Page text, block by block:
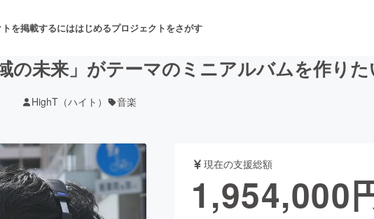
を掲載するにははじめるプロジェクトをさがす
舞台・パフォーマンス
開発 ファッション
の未来」がテーマのミニアルバムを作りた
HighT（ハイト） 音楽
現在の支援総額
1,954,000